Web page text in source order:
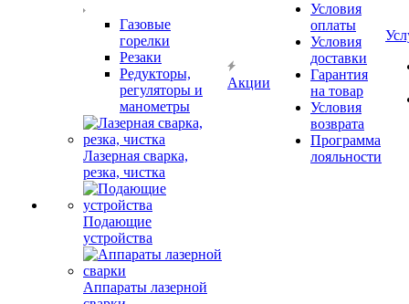
Газовые
горелки
Резаки
Редукторы,
регуляторы и
манометры
Лазерная сварка,
резка, чистка
Подающие
устройства
Аппараты лазерной
Акции
Условия
оплаты
Условия
доставки
Гарантия
на товар
Условия
возврата
Программа
лояльности